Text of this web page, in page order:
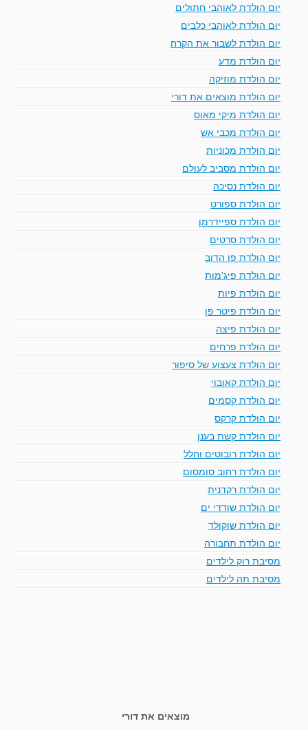
יום הולדת לאוהבי חתולים
יום הולדת לאוהבי כלבים
יום הולדת לשבור את הקרח
יום הולדת מדע
יום הולדת מוזיקה
יום הולדת מוצאים את דורי
יום הולדת מיקי מאוס
יום הולדת מכבי אש
יום הולדת מכוניות
יום הולדת מסביב לעולם
יום הולדת נסיכה
יום הולדת ספורט
יום הולדת ספיידרמן
יום הולדת סרטים
יום הולדת פו הדוב
יום הולדת פיג'מות
יום הולדת פיות
יום הולדת פיטר פן
יום הולדת פיצה
יום הולדת פרחים
יום הולדת צעצוע של סיפור
יום הולדת קאובוי
יום הולדת קסמים
יום הולדת קרקס
יום הולדת קשת בענן
יום הולדת רובוטים וחלל
יום הולדת רחוב סומסום
יום הולדת רקדנית
יום הולדת שודדי ים
יום הולדת שוקולד
יום הולדת תחבורה
מסיבת רוק לילדים
מסיבת תה לילדים
מוצאים את דורי